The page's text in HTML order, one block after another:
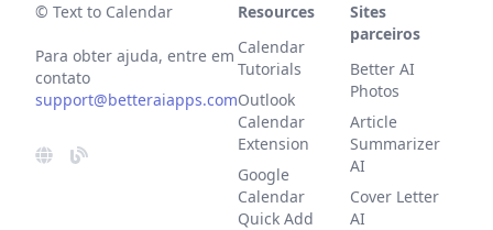
© Text to Calendar
Para obter ajuda, entre em
contato
support@betteraiapps.com
Resources
Calendar
Tutorials
Outlook
Calendar
Extension
Google
Calendar
Quick Add
Sites
parceiros
Better AI
Photos
Article
Summarizer
AI
Cover Letter
AI